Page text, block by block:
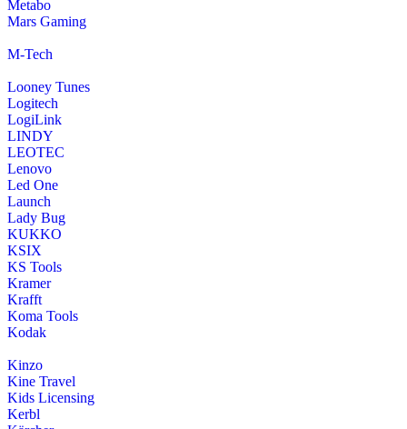
Metabo
Mars Gaming
M-Tech
Looney Tunes
Logitech
LogiLink
LINDY
LEOTEC
Lenovo
Led One
Launch
Lady Bug
KUKKO
KSIX
KS Tools
Kramer
Krafft
Koma Tools
Kodak
Kinzo
Kine Travel
Kids Licensing
Kerbl